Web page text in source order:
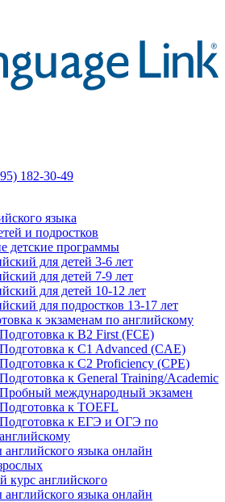
182-30-49
языка
и подростков
детские программы
для детей 3-6 лет
для детей 7-9 лет
для детей 10-12 лет
для подростков 13-17 лет
к экзаменам по английскому
Подготовка к B2 First (FCE)
Подготовка к C1 Advanced (CAE)
Подготовка к C2 Proficiency (CPE)
Подготовка к General Training/Academic
Пробный международный экзамен
Подготовка к TOEFL
Подготовка к ЕГЭ и ОГЭ по
английскому
языка онлайн
курс английского
языка онлайн